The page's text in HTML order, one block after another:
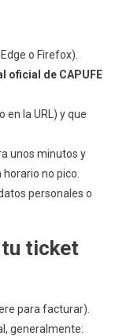
A
CAPUFE
o Firefox).
oficial de CAPUFE
en la URL) y que
unos minutos y
no pico.
personales o
tu ticket
para facturar).
generalmente: